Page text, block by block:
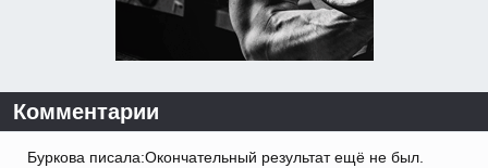
Комментарии
Буркова писала:Окончательный результат ещё не был.